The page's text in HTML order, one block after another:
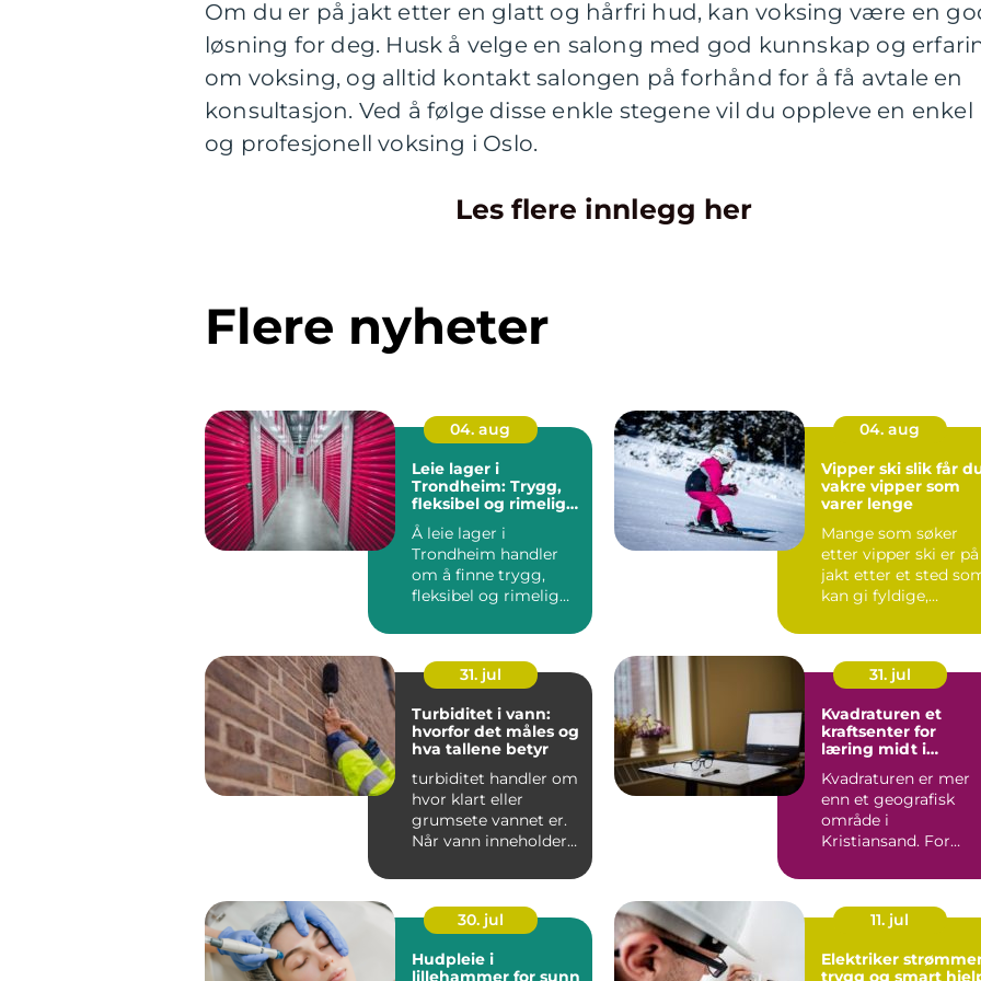
Om du er på jakt etter en glatt og hårfri hud, kan voksing være en
løsning for deg. Husk å velge en salong med god kunnskap og
om voksing, og alltid kontakt salongen på forhånd for å få avtale en
konsultasjon. Ved å følge disse enkle stegene vil du oppleve en enkel
og profesjonell voksing i Oslo.
Les flere innlegg her
Flere nyheter
04. aug
Leie lager i
Trondheim: Trygg,
fleksibel og rimelig
lagerplass
Å leie lager i
Trondheim handler
om å finne trygg,
fleksibel og rimelig
04. aug
Vipper ski slik får du
vakre vipper som
varer lenge
Mange som søker
etter vipper ski er på
jakt etter et sted
kan gi fyldige,
...
31. jul
Turbiditet i vann:
hvorfor det måles og
hva tallene betyr
turbiditet handler om
hvor klart eller
grumsete vannet er.
Når vann inneholder
...
31. jul
Kvadraturen et
kraftsenter for
læring midt i
Kvadraturen er mer
enn et geografisk
område i
Kristiansand. For
og voksne er navnet
30. jul
Hudpleie i
lillehammer for sunn
11. jul
Elektriker
trygg og smart